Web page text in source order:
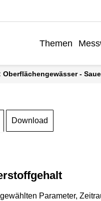
Themen
Oberflächengewässer -
Download
Parameter,